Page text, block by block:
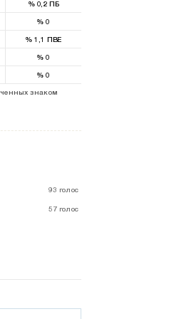
%0,2ПБ
% 0
% 1,1 ПВЕ
% 0
% 0
знаком
93 голос
57 голос